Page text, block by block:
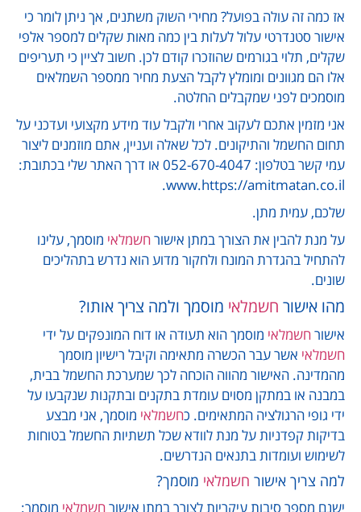
אז כמה זה עולה בפועל? מחירי השוק משתנים, אך ניתן לומר כי
אישור סטנדרטי עלול לעלות בין כמה מאות שקלים למספר אלפי
שקלים, תלוי בגורמים שהוזכרו קודם לכן. חשוב לציין כי תעריפים
אלו הם מגוונים ומומלץ לקבל הצעת מחיר ממספר השמלאים
מוסמכים לפני שמקבלים החלטה.
אני מזמין אתכם לעקוב אחרי ולקבל עוד מידע מקצועי ועדכני על
תחום החשמל והתיקונים. לכל שאלה ועניין, אתם מוזמנים ליצור
עמי קשר בטלפון: 052-670-4047 או דרך האתר שלי בכתובת:
www.https://amitmatan.co.il.
שלכם, עמית מתן.
על מנת להבין את הצורך במתן אישורחשמלאימוסמך, עלינו
להתחיל בהגדרת המונח ולחקור מדוע הוא נדרש בתהליכים
שונים.
מהו אישור חשמלאימוסמך ולמה צריך אותו?
אישורחשמלאימוסמך הוא תעודה או דוח המונפקים על ידי
חשמלאיאשר עבר הכשרה מתאימה וקיבל רישיון מוסמך
מהמדינה. האישור מהווה הוכחה לכך שמערכת החשמל בבית,
במבנה או במתקן מסוים עומדת בתקנים ובתקנות שנקבעו על
ידי גופי הרגולציה המתאימים. כחשמלאימוסמך, אני מבצע
בדיקות קפדניות על מנת לוודא שכל תשתיות החשמל בטוחות
לשימוש ועומדות בתנאים הנדרשים.
למה צריך אישור חשמלאימוסמך?
ישנם מספר סיבות עיקריות לצורך במתן אישורחשמלאימוסמך: